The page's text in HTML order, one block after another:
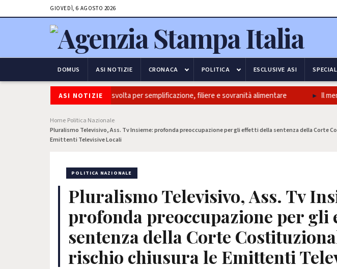
GIOVEDÌ, 6 AGOSTO 2026
DOMUS ASI NOTIZIE CRONACA POLITICA ESCLUSIVE ASI
ASI NOTIZIE
Coldiretti, ok Camera e’ svolta per semplificazione, filiere e sovranità alimentare Il
Home Politica Nazionale
Pluralismo Televisivo, Ass. Tv Insieme: profonda preoccupazione per gli effetti della sentenza della Corte
Emittenti Televisive Locali
POLITICA NAZIONALE
Pluralismo Televisivo, Ass. Tv
profonda preoccupazione per gli
sentenza della Corte
rischio chiusura le Emittenti